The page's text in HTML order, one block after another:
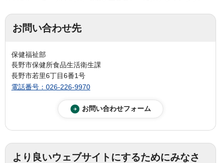
お問い合わせ先
保健福祉部
長野市保健所食品生活衛生課
長野市若里6丁目6番1号
電話番号：026-226-9970
より良いウェブサイトにするためにみなさ